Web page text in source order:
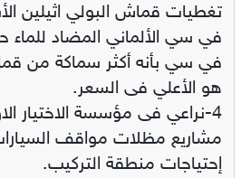
تغطيات قماش البولي اثيلين
في سي الألماني ‏المضاد للماء
في سي بأنه أكثر سماكة من
هو الأعلي فى السعر.‏
‏4-نراعي فى مؤسسة الاختيار
مشاريع مظلات مواقف
إحتياجات منطقة التركيب.‏